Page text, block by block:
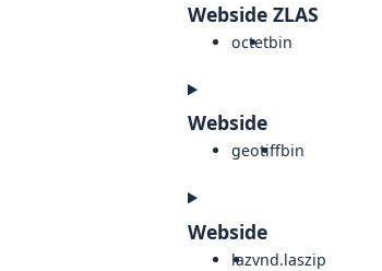
Webside ZLAS
octetbin
Webside
geotiffbin
Webside
lazvnd.laszip